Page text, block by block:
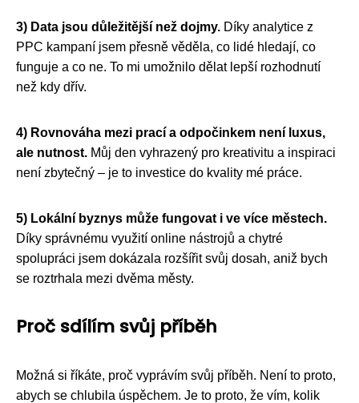
3) Data jsou důležitější než dojmy. Díky analytice z
PPC kampaní jsem přesně věděla, co lidé hledají, co
funguje a co ne. To mi umožnilo dělat lepší rozhodnutí
než kdy dřív.
4) Rovnováha mezi prací a odpočinkem není luxus,
ale nutnost. Můj den vyhrazený pro kreativitu a inspiraci
není zbytečný – je to investice do kvality mé práce.
5) Lokální byznys může fungovat i ve více městech.
Díky správnému využití online nástrojů a chytré
spolupráci jsem dokázala rozšířit svůj dosah, aniž bych
se roztrhala mezi dvěma městy.
Proč sdílím svůj příběh
Možná si říkáte, proč vyprávím svůj příběh. Není to proto,
abych se chlubila úspěchem. Je to proto, že vím, kolik